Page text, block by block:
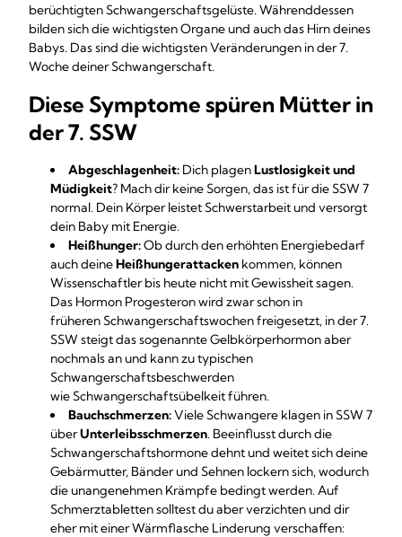
berüchtigten Schwangerschaftsgelüste. Währenddessen
bilden sich die wichtigsten Organe und auch das Hirn deines
Babys. Das sind die wichtigsten Veränderungen in der 7.
Woche deiner Schwangerschaft.
Diese Symptome spüren Mütter in
der 7. SSW
Abgeschlagenheit: Dich plagenLustlosigkeit und
Müdigkeit? Mach dir keine Sorgen, das ist für die SSW 7
normal. Dein Körper leistet Schwerstarbeit und versorgt
dein Baby mit Energie.
Heißhunger:Ob durch den erhöhten Energiebedarf
auch deineHeißhungerattacken kommen, können
Wissenschaftler bis heute nicht mit Gewissheit sagen.
Das Hormon Progesteron wird zwar schon in
früheren Schwangerschaftswochen freigesetzt, in der 7.
SSW steigt das sogenannte Gelbkörperhormon aber
nochmals an und kann zu typischen
Schwangerschaftsbeschwerden
wie Schwangerschaftsübelkeit führen.
Bauchschmerzen:Viele Schwangere klagen in SSW 7
überUnterleibsschmerzen. Beeinflusst durch die
Schwangerschaftshormone dehnt und weitet sich deine
Gebärmutter, Bänder und Sehnen lockern sich, wodurch
die unangenehmen Krämpfe bedingt werden. Auf
Schmerztabletten solltest du aber verzichten und dir
eher mit einer Wärmflasche Linderung verschaffen: